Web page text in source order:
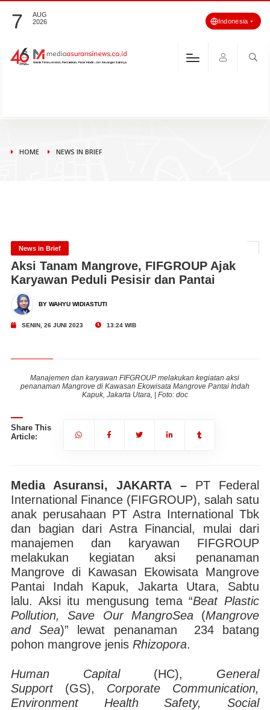
7
AUG
2026
Indonesia
HOME NEWS IN BRIEF
News in Brief
Aksi Tanam Mangrove, FIFGROUP Ajak
Karyawan Peduli Pesisir dan Pantai
BY WAHYU WIDIASTUTI
SENIN, 26 JUNI 2023 13:24 WIB
Manajemen dan karyawan FIFGROUP melakukan kegiatan aksi
penanaman Mangrove di Kawasan Ekowisata Mangrove Pantai Indah
Kapuk, Jakarta Utara, | Foto: doc
Share This
Article:
Media Asuransi, JAKARTA – PT Federal
International Finance (FIFGROUP), salah satu
anak perusahaan PT Astra International Tbk
dan bagian dari Astra Financial, mulai dari
manajemen dan karyawan FIFGROUP
melakukan kegiatan aksi penanaman
Mangrove di Kawasan Ekowisata Mangrove
Pantai Indah Kapuk, Jakarta Utara, Sabtu
lalu. Aksi itu mengusung tema “Beat Plastic
Pollution, Save Our MangroSea(Mangrove
and Sea)” lewat penanaman 234 batang
pohon mangrove jenis Rhizopora.
Human Capital(HC), General
Support(GS), Corporate Communication,
Environment Health Safety, Social